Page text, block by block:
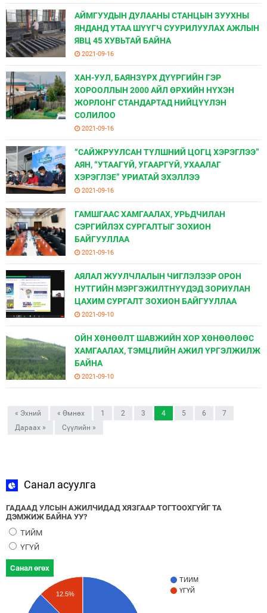
АЙМГУУДЫН ДУЛААНЫ СТАНЦЫН ЗУУХНЫ
ЯНДАНД УТАА ШҮҮГЧ СУУРИЛУУЛАХ АЖЛЫН
ЯВЦ 45 ХУВЬТАЙ БАЙНА
2021-09-16
ХАН-УУЛ, БАЯНЗҮРХ ДҮҮРГИЙН ГЭР
ХОРООЛЛЫН 2000 АЙЛ ӨРХИЙН НҮХЭН
ЖОРЛОНГ СТАНДАРТАД НИЙЦҮҮЛЭН
СОЛИЛОО
2021-09-16
“САЙЖРУУЛСАН ТҮЛШНИЙ ЦОГЦ ХЭРЭГЛЭЭ”
АЯН, “УТААГҮЙ, УГААРГҮЙ, УХААЛАГ
ХЭРЭГЛЭЕ” УРИАТАЙ ЭХЭЛЛЭЭ
2021-09-16
ГАМШГААС ХАМГААЛАХ, УРЬДЧИЛАН
СЭРГИЙЛЭХ СУРГАЛТЫГ ЗОХИОН
БАЙГУУЛЛАА
2021-09-16
АЯЛАЛ ЖУУЛЧЛАЛЫН ЧИГЛЭЛЭЭР ОРОН
НУТГИЙН МЭРГЭЖИЛТНҮҮДЭД ЗОРИУЛАН
ЦАХИМ СУРГАЛТ ЗОХИОН БАЙГУУЛЛАА
2021-09-10
ОЙН ХӨНӨӨЛТ ШАВЖИЙН ХОР ХӨНӨӨЛӨӨС
ХАМГААЛАХ, ТЭМЦЛИЙН АЖИЛ ҮРГЭЛЖИЛЖ
БАЙНА
2021-09-10
« Эхний « Өмнөх 1 2 3 4 5 6
7
Дараах »
Сүүлийн »
Санал асуулга
ГАДААД УЛСЫН АЖИЛЧИДАД ХЯЗГААР ТОГТООХГҮЙГ ТА
ДЭМЖИЖ БАЙНА УУ?
ТИЙМ
ҮГҮЙ
Санал өгөх
ТИЙМ
ҮГҮЙ
12.5%